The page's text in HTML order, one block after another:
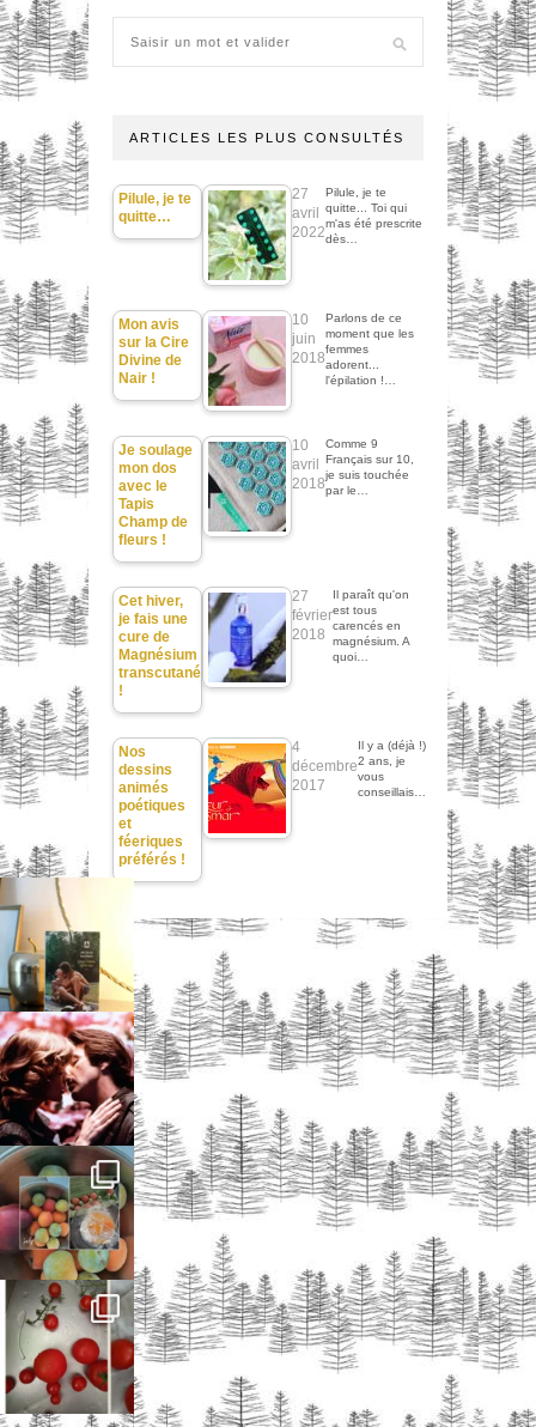
ARTICLES LES PLUS CONSULTÉS
Pilule, je te
quitte…
27
avril
2022
Pilule, je te
quitte... Toi qui
m'as été prescrite
dès…
Mon avis
sur la Cire
Divine de
Nair !
10
juin
2018
Parlons de ce
moment que les
femmes
adorent...
l'épilation !…
Je soulage
mon dos
avec le
Tapis
Champ de
fleurs !
10
avril
2018
Comme 9
Français sur 10,
je suis touchée
par le…
Cet hiver,
je fais une
cure de
Magnésium
transcutané
!
27
février
2018
Il paraît qu'on
est tous
carencés en
magnésium. A
quoi…
Nos
dessins
animés
poétiques
et
féeriques
préférés !
4
décembre
2017
Il y a (déjà !)
2 ans, je
vous
conseillais…